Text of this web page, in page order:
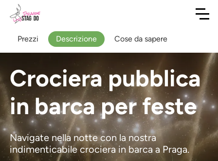
Crociera pubblica
in barca per feste
Navigate nella notte con la nostra
indimenticabile crociera in barca a Praga.
Prezzi Descrizione Cose da sapere